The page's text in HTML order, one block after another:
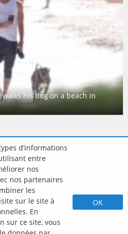
d’informations
entre
nos
nos partenaires
les
sur le site à
En
sur ce site, vous
OK
walks his dog on a beach in